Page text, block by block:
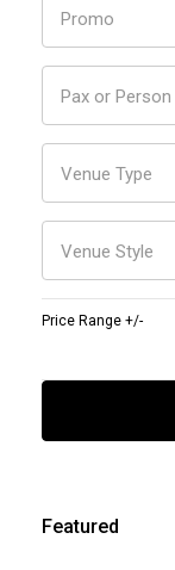
Promo
Pax or Person
Venue Type
Venue Style
Price Range +/-
Featured